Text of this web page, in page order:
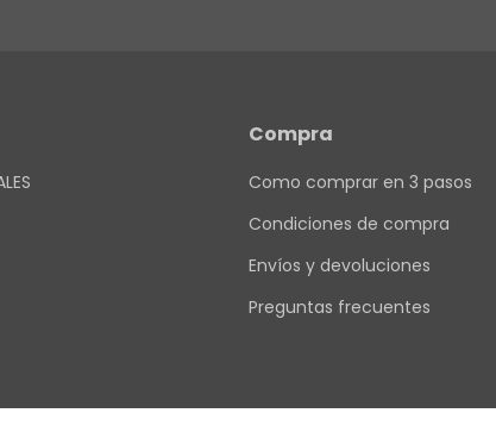
Compra
Como comprar en 3 pasos
Condiciones de compra
Envíos y devoluciones
Preguntas frecuentes